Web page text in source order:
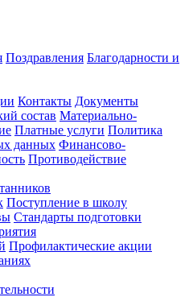
Поздравления Благодарности и
Контакты Документы
состав Материально-
Платные услуги Политика
данных Финансово-
Противодействие
Поступление в школу
Стандарты подготовки
Профилактические акции